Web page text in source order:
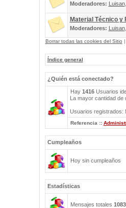
Moderadores: Luisan,
Material Técnico y
Moderadores: Luisan,
Borrar todas las cookies del Sitio |
Índice general
¿Quién está conectado?
Hay 1416Usuarios
La mayor cantidad de
Usuarios registrados:
Referencia ::
Cumpleaños
Hoy sin cumpleaños
Estadísticas
Mensajes totales